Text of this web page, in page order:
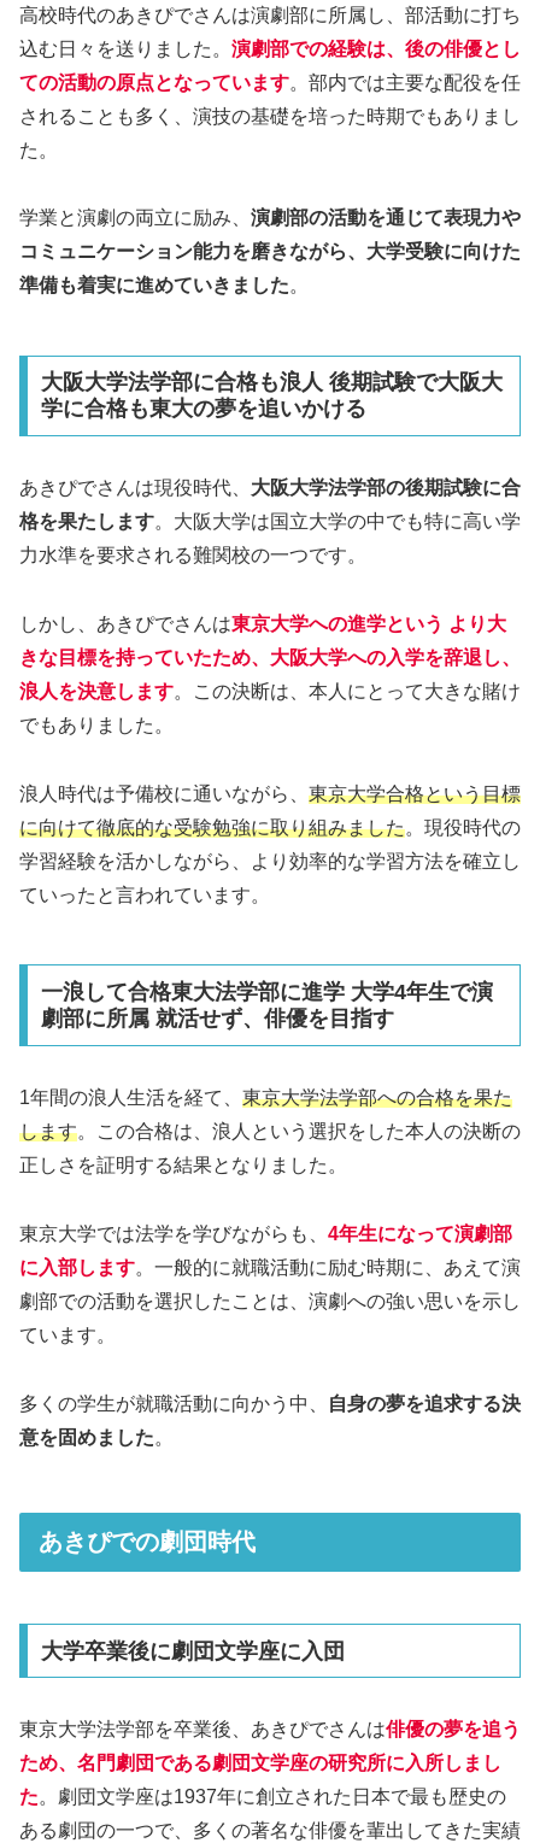
高校時代のあきぴでさんは演劇部に所属し、部活動に打ち
込む日々を送りました。 演劇部での経験は、後の俳優とし
ての活動の原点となっています。部内では主要な配役を任
されることも多く、演技の基礎を培った時期でもありまし
た。
学業と演劇の両立に励み、 演劇部の活動を通じて表現力や
コミュニケーション能力を磨きながら、大学受験に向けた
準備も着実に進めていきました。
大阪大学法学部に合格も浪人 後期試験で大阪大
学に合格も東大の夢を追いかける
あきぴでさんは現役時代、 大阪大学法学部の後期試験に合
格を果たします。大阪大学は国立大学の中でも特に高い学
力水準を要求される難関校の一つです。
しかし、あきぴでさんは東京大学への進学という より大
きな目標を持っていたため、大阪大学への入学を辞退し、
浪人を決意します。この決断は、本人にとって大きな賭け
でもありました。
浪人時代は予備校に通いながら、 東京大学合格という目標
に向けて徹底的な受験勉強に取り組みました。現役時代の
学習経験を活かしながら、より効率的な学習方法を確立し
ていったと言われています。
一浪して合格東大法学部に進学 大学4年生で演
劇部に所属 就活せず、俳優を目指す
1年間の浪人生活を経て、 東京大学法学部への合格を果た
します。この合格は、浪人という選択をした本人の決断の
正しさを証明する結果となりました。
東京大学では法学を学びながらも、 4年生になって演劇部
に入部します。一般的に就職活動に励む時期に、あえて演
劇部での活動を選択したことは、演劇への強い思いを示し
ています。
多くの学生が就職活動に向かう中、
自身の夢を追求する決
意を固めました。
あきぴでの劇団時代
大学卒業後に劇団文学座に入団
東京大学法学部を卒業後、あきぴでさんは俳優の夢を追う
ため、名門劇団である劇団文学座の研究所に入所しまし
た。劇団文学座は1937年に創立された日本で最も歴史の
ある劇団の一つで、多くの著名な俳優を輩出してきた実績